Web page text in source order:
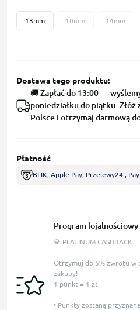
13mm 10mm 14mm
Dostawa tego produktu:
🚚 Zapłać do 13:00 —
poniedziałku do piątku. Złóż
Polsce i otrzymaj darmową
Płatność
BLIK, Apple Pay, Przelewy24 ,
Program lojalnościowy
💎 PLATINUM CASHBACK
Otrzymuj do 5% zwrotu w
zakupy!
1 punkt = 1 zł
• Punkty zostaną